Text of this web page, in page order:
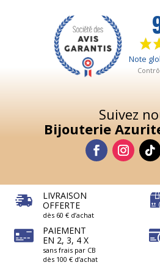
Suivez
Bijouterie
LIVRAISON
OFFERTE
dès 60 € d’achat
PAIEMENT
EN 2, 3, 4 X
sans frais par CB
dès 100 € d’achat